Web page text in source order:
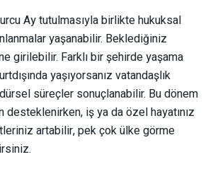
Ay tutulmasıyla birlikte hukuksal
yaşanabilir. Beklediğiniz
girilebilir. Farklı bir şehirde yaşama
yaşıyorsanız vatandaşlık
süreçler sonuçlanabilir. Bu dönem
iş ya da özel hayatınız
artabilir, pek çok ülke görme